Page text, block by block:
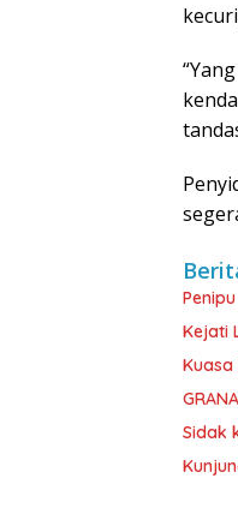
Kejati
‎Sidak